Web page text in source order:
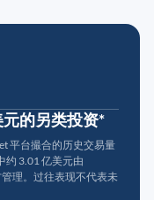
的另类投资*
平台撮合的历史交易量
约 3.01 亿美元由
理。过往表现不代表未